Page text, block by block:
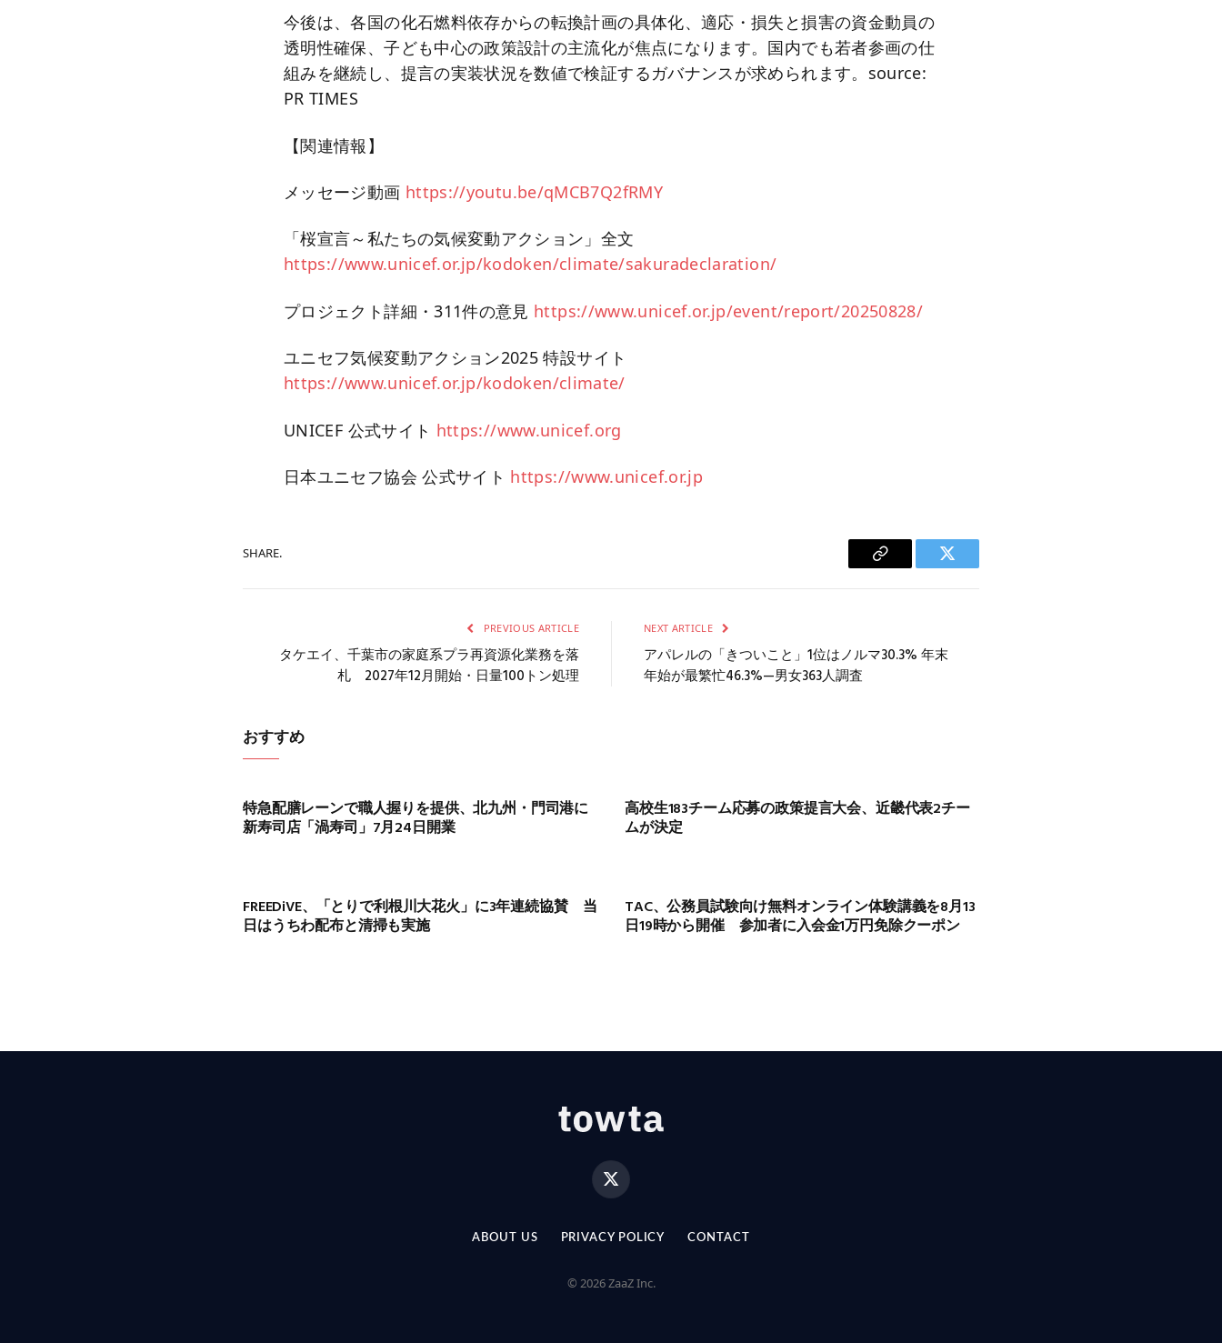
今後は、各国の化石燃料依存からの転換計画の具体化、適応・損失と損害の資金動員の
透明性確保、子ども中心の政策設計の主流化が焦点になります。国内でも若者参画の仕
組みを継続し、提言の実装状況を数値で検証するガバナンスが求められます。source:
PR TIMES
【関連情報】
メッセージ動画 https://youtu.be/qMCB7Q2fRMY
「桜宣言～私たちの気候変動アクション」全文
https://www.unicef.or.jp/kodoken/climate/sakuradeclaration/
プロジェクト詳細・311件の意見 https://www.unicef.or.jp/event/report/20250828/
ユニセフ気候変動アクション2025 特設サイト
https://www.unicef.or.jp/kodoken/climate/
UNICEF 公式サイト https://www.unicef.org
日本ユニセフ協会 公式サイト https://www.unicef.or.jp
SHARE.
Copy
Twitter
PREVIOUS ARTICLE
タケエイ、千葉市の家庭系プラ再資源化業務を落
札 2027年12月開始・日量100トン処理
NEXT ARTICLE
アパレルの「きついこと」1位はノルマ30.3% 年末
年始が最繁忙46.3%—男女363人調査
おすすめ
特急配膳レーンで職人握りを提供、北九州・門司港に
新寿司店「渦寿司」7月24日開業
高校生183チーム応募の政策提言大会、近畿代表2チー
ムが決定
FREEDiVE、「とりで利根川大花火」に3年連続協賛 当
日はうちわ配布と清掃も実施
TAC、公務員試験向け無料オンライン体験講義を8月13
日19時から開催 参加者に入会金1万円免除クーポン
X
(Twitter)
ABOUT US PRIVACY POLICY CONTACT
© 2026 ZaaZ Inc.